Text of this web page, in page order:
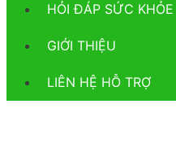
HỎI ĐÁP SỨC KHỎE
GIỚI THIỆU
LIÊN HỆ HỖ TRỢ